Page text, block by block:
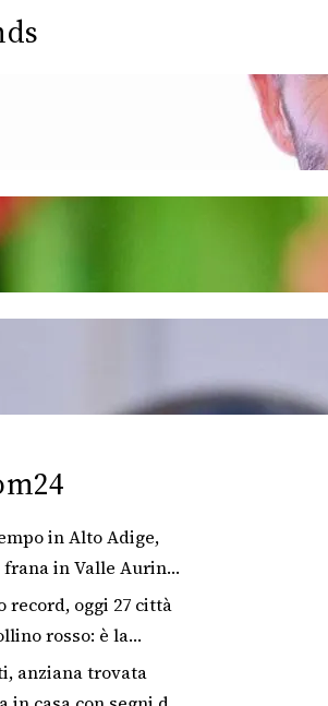
in Alto Adige,
in Valle Aurina:
record, oggi 27 città
rosso: è la
volta nel 2026
anziana trovata